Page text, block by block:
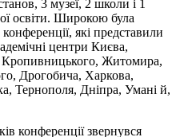
3 музеї, 2 школи і 1
освіти. Широкою була
які представили
центри Києва,
Житомира,
Дрогобича, Харкова,
Тернополя, Дніпра, Умані й,
конференції звернувся